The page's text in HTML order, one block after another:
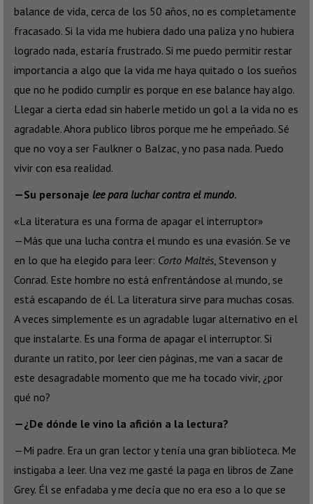
balance de vida, cerca de los 50 años, no es completamente
fracasado. Si la vida me hubiera dado una paliza y no hubiera
logrado nada, estaría frustrado. Si me puedo permitir restar
importancia a algo que la vida me haya quitado o los sueños
que no he podido cumplir es porque en ese balance hay algo.
Llegar a cierta edad sin haberle metido un gol a la vida no es
agradable. Ahora publico libros porque me he empeñado. Sé
que no voy a ser Faulkner o Balzac, y no pasa nada. Puedo
vivir con esa realidad.
—Su personaje lee para luchar contra el mundo.
«La literatura es una forma de apagar el interruptor»
—Más que una lucha contra el mundo es una evasión. Se ve
en lo que ha elegido para leer: Corto Maltés, Stevenson y
Conrad. Este hombre no está enfrentándose al mundo, se
está escapando de él. La literatura sirve para muchas cosas.
A veces simplemente es un agradable lugar alternativo en el
que instalarte. Es una forma de apagar el interruptor. Si
durante un ratito, por leer cien páginas, me van a sacar de
este desagradable momento que me ha tocado vivir, ¿por
qué no?
—¿De dónde le vino la afición a la lectura?
—Mi padre. Era un gran lector y tenía una gran biblioteca. Me
instigaba a leer. Una vez me gasté la paga en libros de Zane
Grey. Él se enfadaba y me decía que no era eso a lo que se